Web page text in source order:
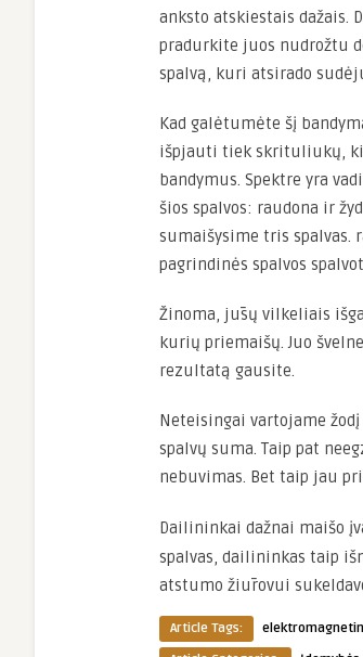
anksto atskiestais
pradurkite juos nudrožtu
spalvą, kuri atsirado
Kad galėtumėte šį
išpjauti tiek skrituliukų,
bandymus. Spektre yra
šios spalvos: raudona ir
sumaišysime tris spalvas.
pagrindinės spalvos
Žinoma, jūsų vilkeliais
kurių priemaišų. Juo
rezultatą gausite.
Neteisingai vartojame
spalvų suma. Taip pat
nebuvimas. Bet taip jau
Dailininkai dažnai maišo
spalvas, dailininkas taip
atstumo žiūrovui
Article Tags: